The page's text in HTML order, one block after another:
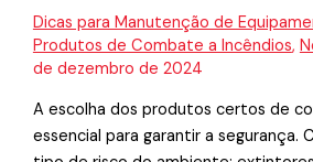
Dicas para Manutenção de
Produtos de Combate a Incêndios,
de dezembro de 2024
A escolha dos produtos certos de
essencial para garantir a segurança.